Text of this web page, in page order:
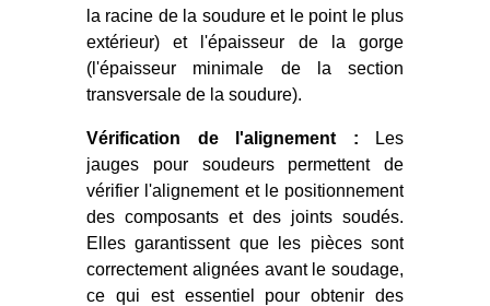
la racine de la soudure et le point le plus
extérieur) et l'épaisseur de la gorge
(l'épaisseur minimale de la section
transversale de la soudure).
Vérification de l'alignement : Les
jauges pour soudeurs permettent de
vérifier l'alignement et le positionnement
des composants et des joints soudés.
Elles garantissent que les pièces sont
correctement alignées avant le soudage,
ce qui est essentiel pour obtenir des